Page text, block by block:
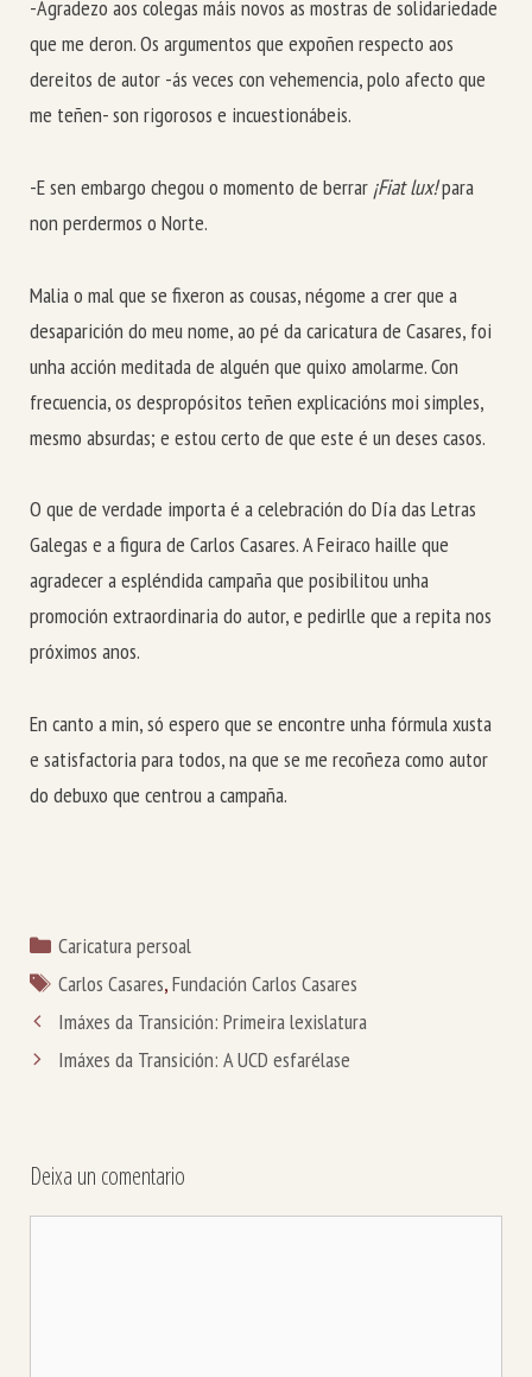
-Agradezo aos colegas máis novos as mostras de solidariedade
que me deron. Os argumentos que expoñen respecto aos
dereitos de autor -ás veces con vehemencia, polo afecto que
me teñen- son rigorosos e incuestionábeis.
-E sen embargo chegou o momento de berrar ¡Fiat lux!para
non perdermos o Norte.
Malia o mal que se fixeron as cousas, négome a crer que a
desaparición do meu nome, ao pé da caricatura de Casares, foi
unha acción meditada de alguén que quixo amolarme. Con
frecuencia, os despropósitos teñen explicacións moi simples,
mesmo absurdas; e estou certo de que este é un deses casos.
O que de verdade importa é a celebración do Día das Letras
Galegas e a figura de Carlos Casares. A Feiraco haille que
agradecer a espléndida campaña que posibilitou unha
promoción extraordinaria do autor, e pedirlle que a repita nos
próximos anos.
En canto a min, só espero que se encontre unha fórmula xusta
e satisfactoria para todos, na que se me recoñeza como autor
do debuxo que centrou a campaña.
Categorías
Caricatura persoal
Etiquetas
Carlos Casares,Fundación Carlos Casares
Imáxes da Transición: Primeira lexislatura
Imáxes da Transición: A UCD esfarélase
Deixa un comentario